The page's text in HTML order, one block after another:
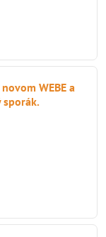
WEBE a
sporák.